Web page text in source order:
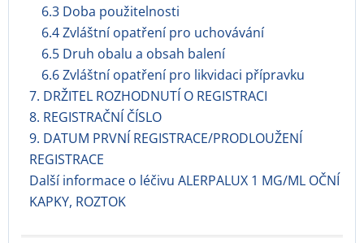
6.3 Doba použitelnosti
6.4 Zvláštní opatření pro uchovávání
6.5 Druh obalu a obsah balení
6.6 Zvláštní opatření pro likvidaci přípravku
7. DRŽITEL ROZHODNUTÍ O REGISTRACI
8. REGISTRAČNÍ ČÍSLO
9. DATUM PRVNÍ REGISTRACE/PRODLOUŽENÍ
REGISTRACE
Další informace o léčivu ALERPALUX 1 MG/ML OČNÍ
KAPKY, ROZTOK